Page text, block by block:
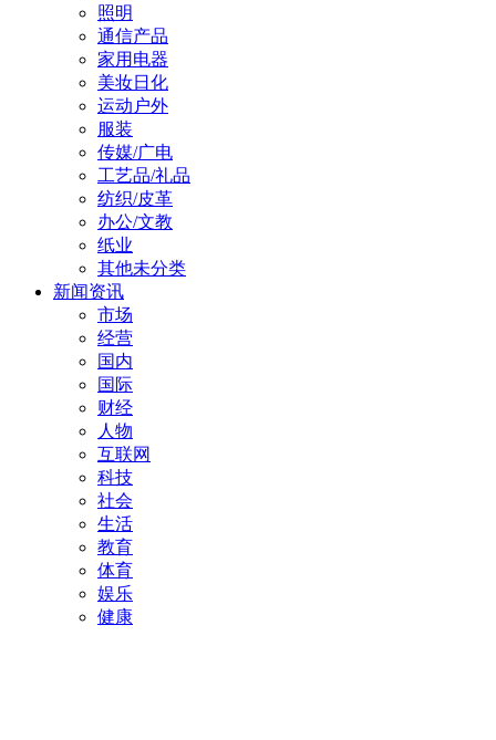
照明
通信产品
家用电器
美妆日化
运动户外
服装
传媒/广电
工艺品/礼品
纺织/皮革
办公/文教
纸业
其他未分类
新闻资讯
市场
经营
国内
国际
财经
人物
互联网
科技
社会
生活
教育
体育
娱乐
健康